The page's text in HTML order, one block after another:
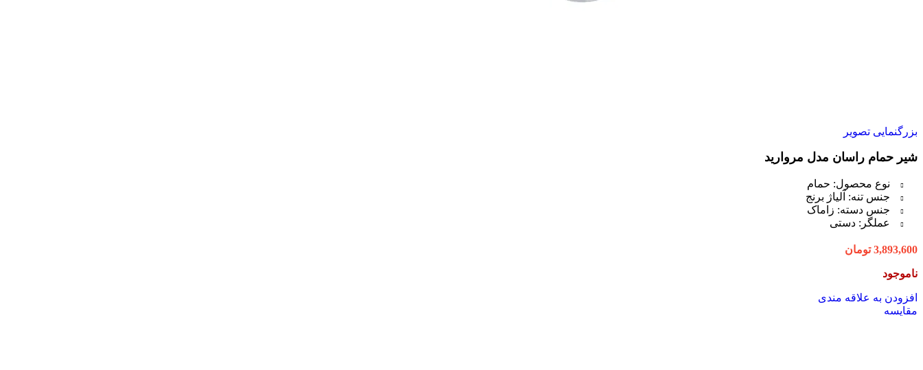
بزرگنمایی تصویر
شیر حمام راسان مدل مروارید
نوع محصول: حمام
جنس تنه: آلیاژ برنج
جنس دسته: زاماک
عملگر: دستی
3,893,600 تومان
ناموجود
افزودن به علاقه مندی
مقایسه